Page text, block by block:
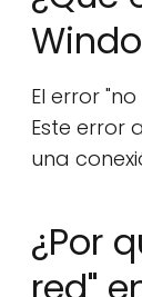
El error
Este error
una
¿Por